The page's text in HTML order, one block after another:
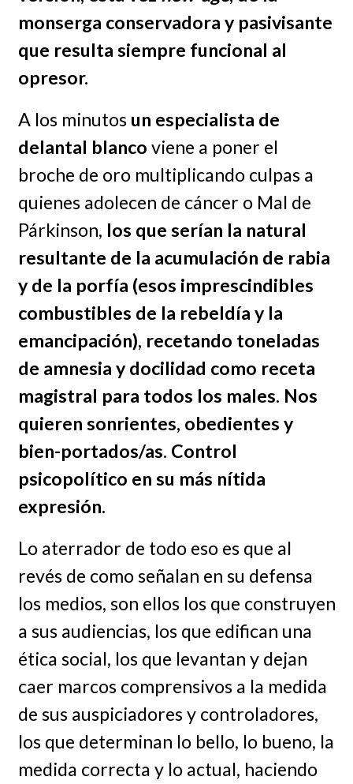
monserga conservadora y pasivisante
que resulta siempre funcional al
opresor.
A los minutos un especialista de
delantal blanco viene a poner el
broche de oro multiplicando culpas a
quienes adolecen de cáncer o Mal de
Párkinson, los que serían la natural
resultante de la acumulación de rabia
y de la porfía (esos imprescindibles
combustibles de la rebeldía y la
emancipación), recetando toneladas
de amnesia y docilidad como receta
magistral para todos los males. Nos
quieren sonrientes, obedientes y
bien-portados/as. Control
psicopolítico en su más nítida
expresión.
Lo aterrador de todo eso es que al
revés de como señalan en su defensa
los medios, son ellos los que construyen
a sus audiencias, los que edifican una
ética social, los que levantan y dejan
caer marcos comprensivos a la medida
de sus auspiciadores y controladores,
los que determinan lo bello, lo bueno, la
medida correcta y lo actual, haciendo